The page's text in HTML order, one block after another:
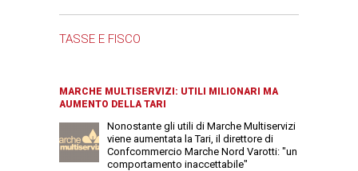
TASSE E FISCO
MARCHE MULTISERVIZI: UTILI MILIONARI MA
AUMENTO DELLA TARI
Nonostante gli utili di Marche Multiservizi
viene aumentata la Tari, il direttore di
Confcommercio Marche Nord Varotti: "un
comportamento inaccettabile"